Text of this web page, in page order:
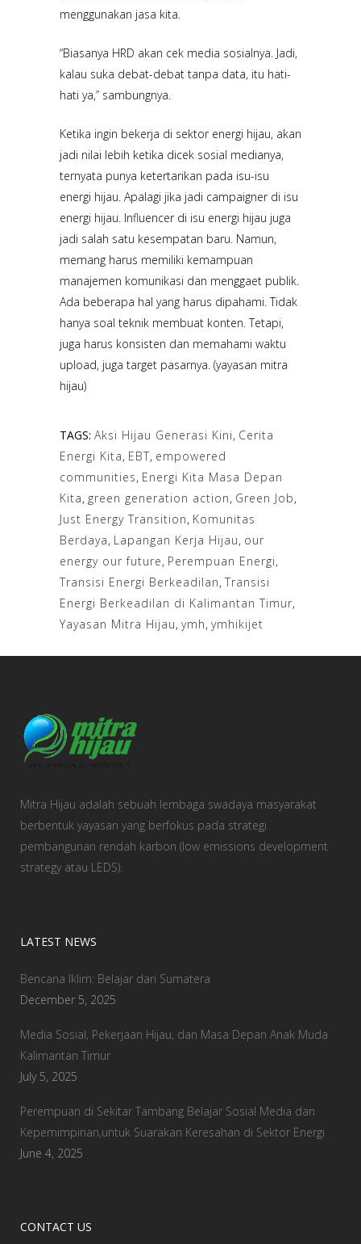
menggunakan jasa kita.
“Biasanya HRD akan cek media sosialnya. Jadi,
kalau suka debat-debat tanpa data, itu hati-
hati ya,” sambungnya.
Ketika ingin bekerja di sektor energi hijau, akan
jadi nilai lebih ketika dicek sosial medianya,
ternyata punya ketertarikan pada isu-isu
energi hijau. Apalagi jika jadi campaigner di isu
energi hijau. Influencer di isu energi hijau juga
jadi salah satu kesempatan baru. Namun,
memang harus memiliki kemampuan
manajemen komunikasi dan menggaet publik.
Ada beberapa hal yang harus dipahami. Tidak
hanya soal teknik membuat konten. Tetapi,
juga harus konsisten dan memahami waktu
upload, juga target pasarnya. (yayasan mitra
hijau)
TAGS: Aksi Hijau Generasi Kini, Cerita
Energi Kita, EBT, empowered
communities, Energi Kita Masa Depan
Kita, green generation action, Green Job,
Just Energy Transition, Komunitas
Berdaya, Lapangan Kerja Hijau, our
energy our future, Perempuan Energi,
Transisi Energi Berkeadilan, Transisi
Energi Berkeadilan di Kalimantan Timur,
Yayasan Mitra Hijau, ymh, ymhikijet
Mitra Hijau adalah sebuah lembaga swadaya masyarakat
berbentuk yayasan yang berfokus pada strategi
pembangunan rendah karbon (low emissions development
strategy atau LEDS).
LATEST NEWS
Bencana Iklim: Belajar dari Sumatera
December 5, 2025
Media Sosial, Pekerjaan Hijau, dan Masa Depan Anak Muda
Kalimantan Timur
July 5, 2025
Perempuan di Sekitar Tambang Belajar Sosial Media dan
Kepemimpinan,untuk Suarakan Keresahan di Sektor Energi
June 4, 2025
CONTACT US